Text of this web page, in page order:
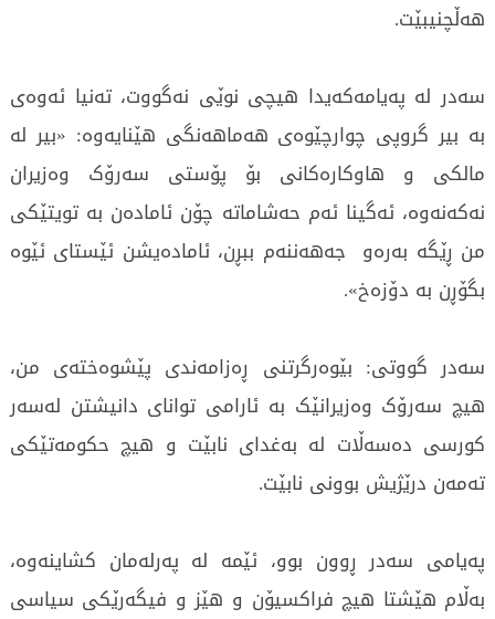
هەڵچنیبێت.
سەدر لە پەیامەکەیدا هیچی نوێی نەگووت، تەنیا ئەوەی
بە بیر گروپی چوارچێوەی هەماهەنگی هێنایەوە: «بیر لە
مالکی و هاوکارەکانی بۆ پۆستی سەرۆک وەزیران
نەکەنەوە، ئەگینا ئەم حەشاماتە چۆن ئامادەن بە تویتێکی
من ڕێگە بەرەو جەهەننەم ببڕن، ئامادەیشن ئێستای ئێوە
بگۆڕن بە دۆزەخ».
سەدر گووتی: بێوەرگرتنی ڕەزامەندی پێشوەختەی من،
هیچ سەرۆک وەزیرانێک بە ئارامی توانای دانیشتن لەسەر
کورسی دەسەڵات لە بەغدای نابێت و هیچ حکومەتێکی
تەمەن درێژیش بوونی نابێت.
پەیامی سەدر ڕوون بوو، ئێمە لە پەرلەمان کشاینەوە،
بەڵام هێشتا هیچ فراکسیۆن و هێز و فیگەرێکی سیاسی